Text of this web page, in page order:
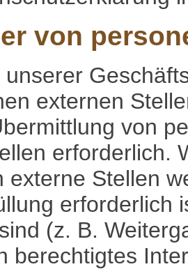
von
unserer
externen
von
erforderlich.
externe Stellen
erforderlich
(z. B.
berechtigtes